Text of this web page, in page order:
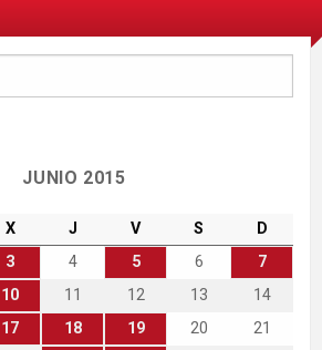
JUNIO 2015
X J V S
D
3 4 5 6
7
10 11 12 13
14
17 18 19 20
21